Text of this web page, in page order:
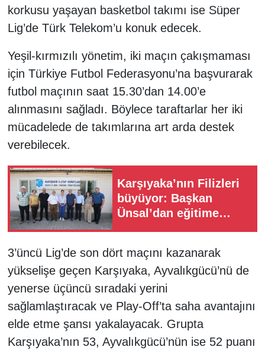
korkusu yaşayan basketbol takımı ise Süper
Lig’de Türk Telekom’u konuk edecek.
Yeşil-kırmızılı yönetim, iki maçın çakışmaması
için Türkiye Futbol Federasyonu’na başvurarak
futbol maçının saat 15.30’dan 14.00’e
alınmasını sağladı. Böylece taraftarlar her iki
mücadelede de takımlarına art arda destek
verebilecek.
Karşıyaka’nın Filizleri
büyüyor: Başkan
Ünsal’dan eğitime
3’üncü Lig’de son dört maçını kazanarak
yükselişe geçen Karşıyaka, Ayvalıkgücü’nü de
yenerse üçüncü sıradaki yerini
sağlamlaştıracak ve Play-Off’ta saha avantajını
elde etme şansı yakalayacak. Grupta
Karşıyaka’nın 53, Ayvalıkgücü’nün ise 52 puanı